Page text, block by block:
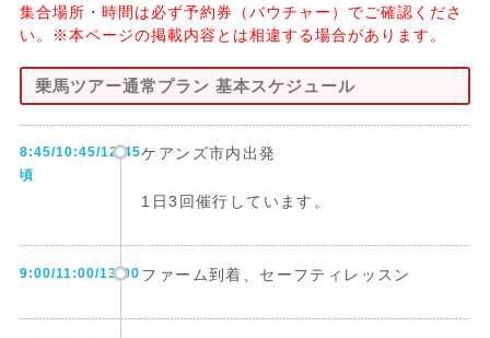
集合場所・時間は必ず予約券（バウチャー）でご確認くださ
い。※本ページの掲載内容とは相違する場合があります。
乗馬ツアー通常プラン 基本スケジュール
8:45/10:45/12:45
頃
ケアンズ市内出発
1日3回催行しています。
9:00/11:00/13:00 ファーム到着、セーフティレッスン